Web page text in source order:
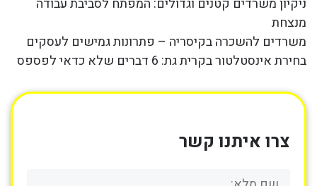
מנצחת
משרדים להשכרה בקיסריה – פתרונות גמישים לעסקים
בחירת אינסטלטור בקרית גת: 6 דברים שלא כדאי לפספס
צרו איתנו קשר